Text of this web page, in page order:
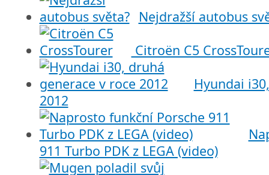
Nejdražší autobus
Citroën C5
Hyundai
2012
911 Turbo PDK z LEGA (video)